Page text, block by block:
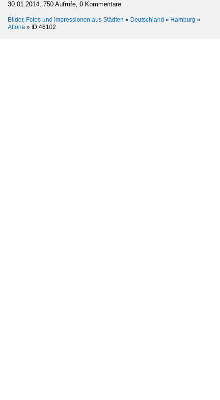
30.01.2014, 750 Aufrufe, 0 Kommentare
Bilder, Fotos und Impressionen aus Städten » Deutschland » Hamburg »
Altona » ID 46102